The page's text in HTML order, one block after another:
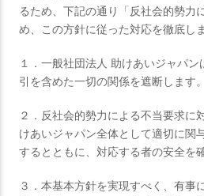
るため、下記の通り「反社会的勢力
め、この方針に従った対応を徹底しま
１．一般社団法人 助けあいジャパ
引を含めた一切の関係を遮断します。
２．反社会的勢力による不当要求に
けあいジャパン全体として適切に関
するとともに、対応する者の安全を
３．本基本方針を実現すべく、有事